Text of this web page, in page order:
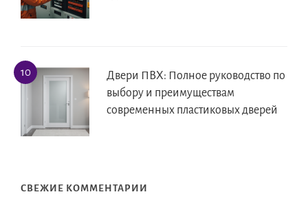
Двери ПВХ: Полное руководство по
выбору и преимуществам
современных пластиковых дверей
СВЕЖИЕ КОММЕНТАРИИ